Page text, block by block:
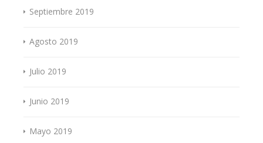
Septiembre 2019
Agosto 2019
Julio 2019
Junio 2019
Mayo 2019